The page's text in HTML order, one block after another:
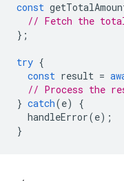
const
// Fetch the
};
try {
const result =
// Process the
} catch(e)
{
handleError(e);
}